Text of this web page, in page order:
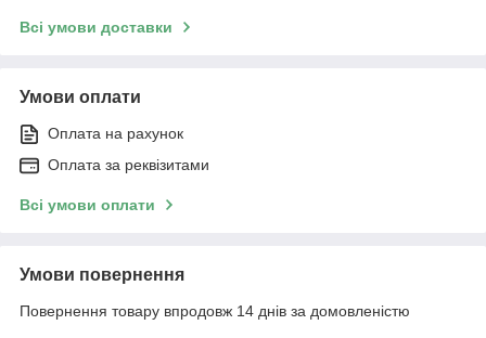
Всі умови доставки
Умови оплати
Оплата на рахунок
Оплата за реквізитами
Всі умови оплати
Умови повернення
Повернення товару впродовж 14 днів за домовленістю